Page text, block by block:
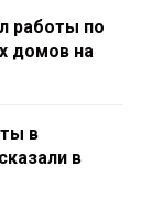
работы по
домов на
в
в